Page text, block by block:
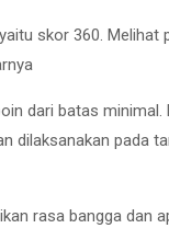
skor 360. Melihat
dari batas
dilaksanakan pada
rasa bangga dan